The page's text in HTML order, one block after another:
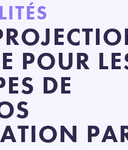
POUR
DE